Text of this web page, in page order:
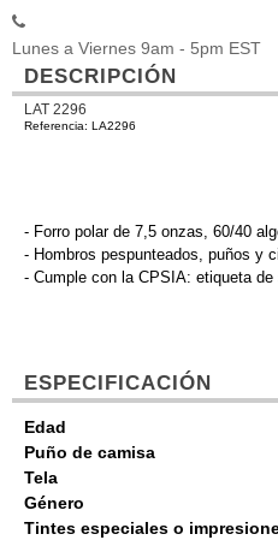
Lunes a Viernes 9am - 5pm EST
DESCRIPCIÓN
LAT 2296
Referencia: LA2296
- Forro polar de 7,5 onzas, 60/40
- Hombros pespunteados, puños y
- Cumple con la CPSIA: etiqueta
ESPECIFICACIÓN
Edad
Puño de camisa
Tela
Género
Tintes especiales o